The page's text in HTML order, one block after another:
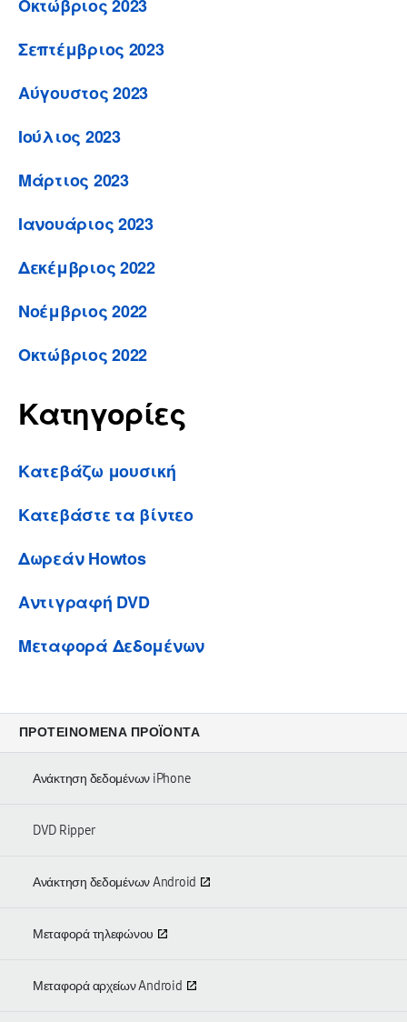
Οκτώβριος 2023
Σεπτέμβριος 2023
Αύγουστος 2023
Ιούλιος 2023
Μάρτιος 2023
Ιανουάριος 2023
Δεκέμβριος 2022
Νοέμβριος 2022
Οκτώβριος 2022
Κατηγορίες
Κατεβάζω μουσική
Κατεβάστε τα βίντεο
Δωρεάν Howtos
Αντιγραφή DVD
Μεταφορά Δεδομένων
ΠΡΟΤΕΙΝΌΜΕΝΑ ΠΡΟΪΌΝΤΑ
Ανάκτηση δεδομένων iPhone
DVD Ripper
Ανάκτηση δεδομένων Android
Μεταφορά τηλεφώνου
Μεταφορά αρχείων Android